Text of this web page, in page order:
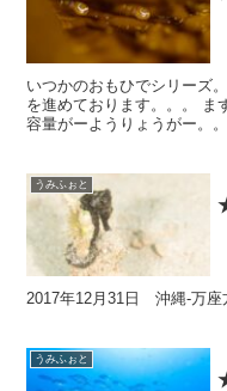
いつかのおもひでシリーズ
を進めております。。。 ま
容量がーようりょうがー。
うみふぉと
2017年12月31日 沖縄-万座
うみふぉと